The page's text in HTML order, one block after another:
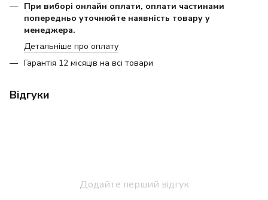
При виборі онлайн оплати, оплати частинами
попередньо уточнюйте наявність товару у
менеджера.
Детальніше про оплату
Гарантія 12 місяців на всі товари
Відгуки
Додайте перший відгук